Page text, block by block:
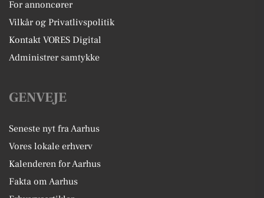
For annoncører
Vilkår og Privatlivspolitik
Kontakt VORES Digital
Administrer samtykke
GENVEJE
Seneste nyt fra Aarhus
Vores lokale erhverv
Kalenderen for Aarhus
Fakta om Aarhus